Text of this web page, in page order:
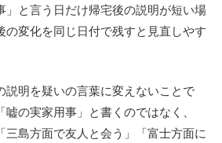
」と言う日だけ帰宅後の説明が短い場
の変化を同じ日付で残すと見直しやす
説明を疑いの言葉に変えないことで
の実家用事」と書くのではなく、
三島方面で友人と会う」「富士方面に